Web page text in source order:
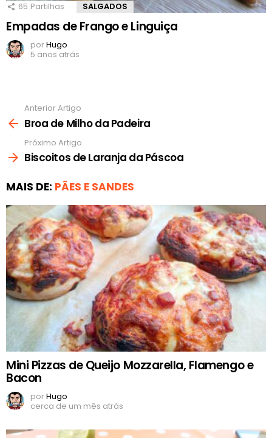
65 Partilhas SALGADOS
Empadas de Frango e Linguiça
porHugo
5 anos atrás
mais
Anterior Artigo
Broa de Milho da Padeira
Próximo Artigo
Biscoitos de Laranja da Páscoa
MAIS DE: PÃES E SANDES
Mini Pizzas de Queijo Mozzarella, Flamengo e
Bacon
porHugo
cerca de um mês atrás